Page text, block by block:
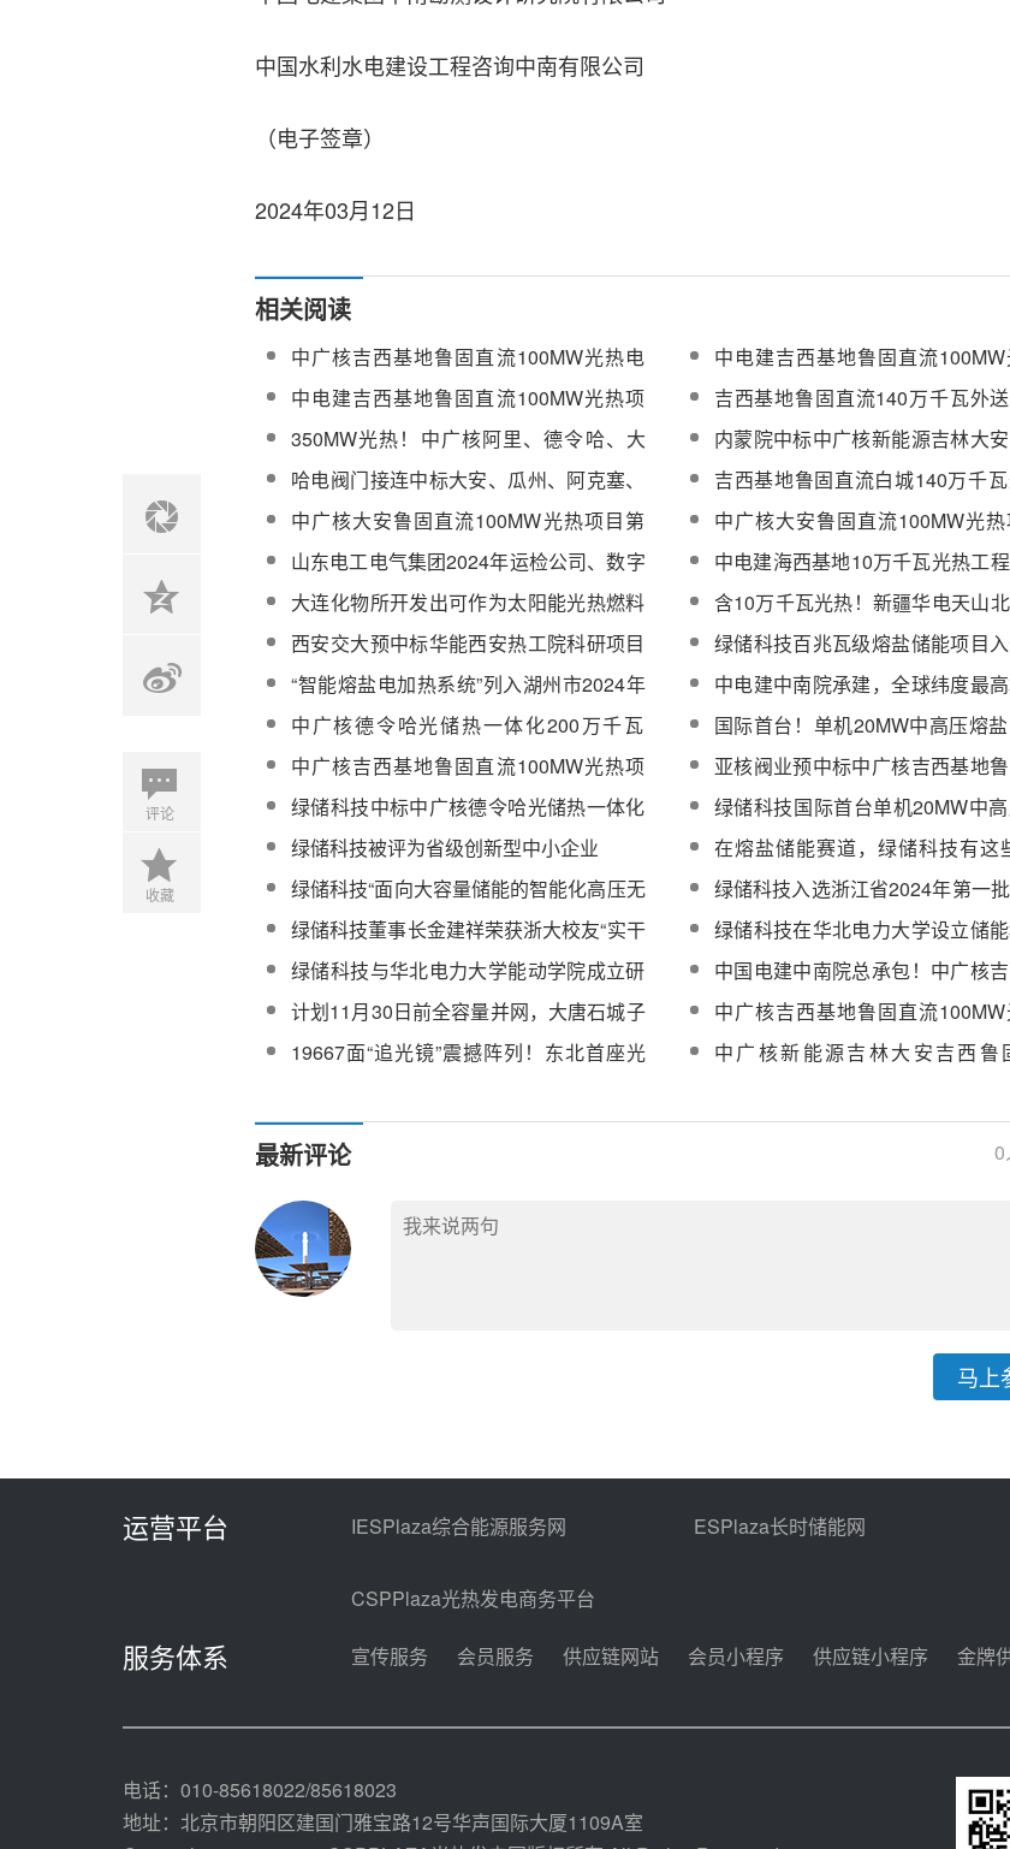
中国水利水电建设工程咨询中南有限公司
（电子签章）
2024年03月12日
评论
收藏
相关阅读
中广核吉西基地鲁固直流100MW光热电
站硝酸钾盐、硝酸钠盐中标候选人公示
中电建吉西基地鲁固直流
目采暖锅炉采购
中电建吉西基地鲁固直流100MW光热项
目化水系统、凝结水处理系统采购
吉西基地鲁固直流140万千瓦外
2（光伏70MW）项目成功并网发电
350MW光热！中广核阿里、德令哈、大
安三“光热＋”项目设计监理招标
内蒙院中标中广核新能源吉林大
固直流综合能源项目设计监理
哈电阀门接连中标大安、瓜州、阿克塞、
金塔、玉门等多个光热项目熔盐阀产品
吉西基地鲁固直流白城140万千
目大安单元成功并网发电
中广核大安鲁固直流100MW光热项目第
一批熔盐止回阀（二标段）采购
中广核大安鲁固直流100MW光
一批熔盐调节阀（一标段）采购
山东电工电气集团2024年运检公司、数字
科技光热光伏一体化项目设备及服务招标
中电建海西基地10万千瓦光热工
训服务中标结果公示
大连化物所开发出可作为太阳能光热燃料
的时空相变材料
含10万千瓦光热！新疆华电天山
610万千瓦新能源项目全过程造
务招标
西安交大预中标华能西安热工院科研项目
熔盐储能装置水动力安全性与传热计算研
究服务
绿储科技百兆瓦级熔盐储能项目
省“千项万亿”工程重大建设项目
“智能熔盐电加热系统”列入湖州市2024年
重点研发计划
中电建中南院承建，全球纬度最
热电站吸热塔基础浇筑完成！
中广核德令哈光储热一体化200万千瓦
（光热20万千瓦）项目电加热器设备采购
竞谈公告
国际首台！单机20MW中高压熔
器成功下线
中广核吉西基地鲁固直流100MW光热项
目下塔熔盐调节阀采购（重新招标）中标
候选人公示
亚核阀业预中标中广核吉西基地
100MW光热电站熔盐调节阀、
阀采购
绿储科技中标中广核德令哈光储热一体化
200万千瓦（光热20万千瓦）项目熔盐电
加热器采购
绿储科技国际首台单机20MW中
电加热器正式发货
绿储科技被评为省级创新型中小企业
在熔盐储能赛道，绿储科技有这
技”
绿储科技“面向大容量储能的智能化高压无
级调节熔盐电加热系统”通过中国能源研究
会科学技术成果评价
绿储科技入选浙江省2024年第一
科技型中小企业名单
绿储科技董事长金建祥荣获浙大校友“实干
争先奖”
绿储科技在华北电力大学设立储
项奖学金
绿储科技与华北电力大学能动学院成立研
究生联合培养基地！
中国电建中南院总承包！中广核
100MW光热项目进入安装阶段
计划11月30日前全容量并网，大唐石城子
100MW光热项目马上进入到安装阶段
中广核吉西基地鲁固直流
目并网手续办理服务采购
19667面“追光镜”震撼阵列！东北首座光
中广核新能源吉林大安吉西鲁
最新评论 0
马上
运营平台 IESPlaza综合能源服务网 ESPlaza长时储能网
CSPPlaza光热发电商务平台
服务体系 宣传服务 会员服务 供应链网站 会员小程序 供应链小程序 金牌
电话：010-85618022/85618023
地址：北京市朝阳区建国门雅宝路12号华声国际大厦1109A室